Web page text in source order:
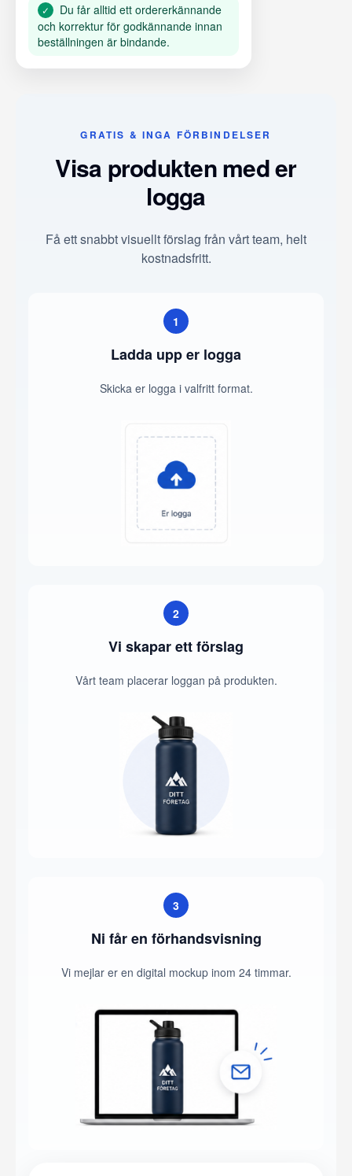
✓
Du får alltid ett ordererkännande
och korrektur för godkännande innan
beställningen är bindande.
GRATIS & INGA FÖRBINDELSER
Visa produkten med er
logga
Få ett snabbt visuellt förslag från vårt team, helt
kostnadsfritt.
1
Ladda upp er logga
Skicka er logga i valfritt format.
2
Vi skapar ett förslag
Vårt team placerar loggan på produkten.
3
Ni får en förhandsvisning
Vi mejlar er en digital mockup inom 24 timmar.